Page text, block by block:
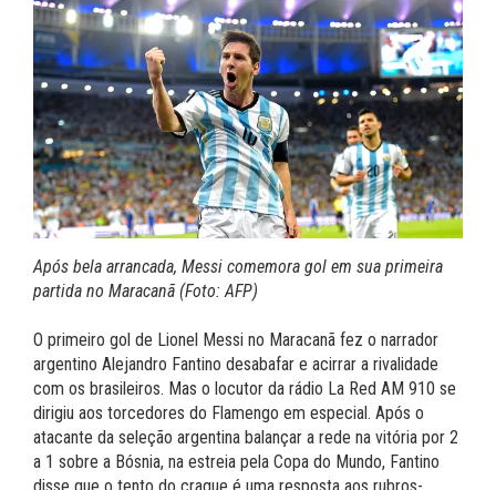
Após bela arrancada, Messi comemora gol em sua primeira
partida no Maracanã (Foto: AFP)
O primeiro gol de Lionel Messi no Maracanã fez o narrador
argentino Alejandro Fantino desabafar e acirrar a rivalidade
com os brasileiros. Mas o locutor da rádio La Red AM 910 se
dirigiu aos torcedores do Flamengo em especial. Após o
atacante da seleção argentina balançar a rede na vitória por 2
a 1 sobre a Bósnia, na estreia pela Copa do Mundo, Fantino